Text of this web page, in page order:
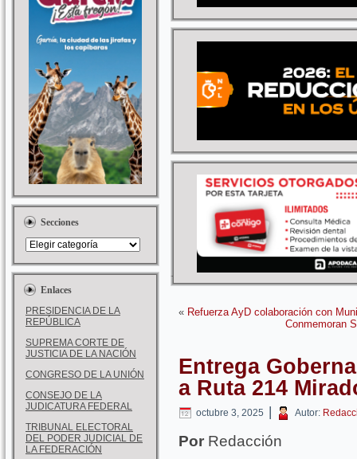
Secciones
Enlaces
PRESIDENCIA DE LA
REPÚBLICA
SUPREMA CORTE DE
JUSTICIA DE LA NACIÓN
CONGRESO DE LA UNIÓN
CONSEJO DE LA
JUDICATURA FEDERAL
TRIBUNAL ELECTORAL
DEL PODER JUDICIAL DE
LA FEDERACIÓN
« Refuerza AyD colaboración con
Conmemoran
Entrega
a Ruta 214
octubre 3, 2025 | Autor:
Por Redacción